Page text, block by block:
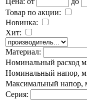
Товар по акции:
Новинка:
Хит:
Материал:
Номинальный расход
Номинальный напор,
Максимальный напор,
Серия: